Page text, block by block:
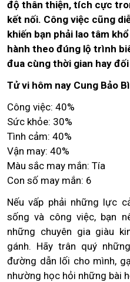
độ thân thiện, tích cực
kết nối. Công việc cũng
khiến bạn phải lao tâm
hành theo đúng lộ trình
đua cùng thời gian hay
Tử vi hôm nay Cung Bảo
Công việc: 40%
Sức khỏe: 30%
Tình cảm: 40%
Vận may: 40%
Màu sắc may mắn: Tía
Con số may mắn: 6
Nếu vấp phải những lực
sống và công việc, bạn
những chuyên gia giàu
gánh. Hãy trân quý
đường dẫn lối cho mình,
nhường học hỏi những bài